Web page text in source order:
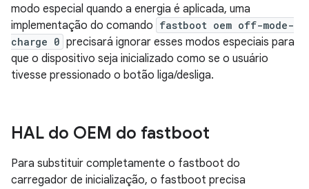
modo especial quando a energia é aplicada, uma
implementação do comando fastboot oem off-mode-
charge 0 precisará ignorar esses modos especiais para
que o dispositivo seja inicializado como se o usuário
tivesse pressionado o botão liga/desliga.
HAL do OEM do fastboot
Para substituir completamente o fastboot do
carregador de inicialização, o fastboot precisa